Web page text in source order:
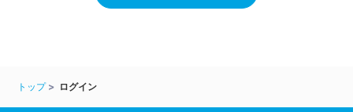
トップ ログイン